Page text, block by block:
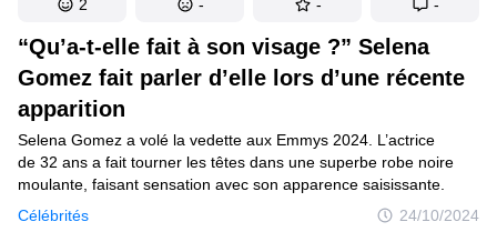
“Qu’a-t-elle fait à son visage ?” Selena
Gomez fait parler d’elle lors d’une récente
apparition
Célébrités 24/10/2024
Selena Gomez a volé la vedette aux Emmys 2024. L’actrice
de 32 ans a fait tourner les têtes dans une superbe robe noire
moulante, faisant sensation avec son apparence saisissante.
2 - - -